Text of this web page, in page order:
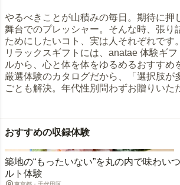
やるべきことが山積みの毎日。期待に押
舞台でのプレッシャー。そんな時、張り
ためにしたいコト、実は人それぞれです
リラックスギフトには、anatae 体験ギ
ルから、心と体を体をゆるめるおすすめ
厳選体験のカタログだから、「選択肢が
ごとも解決。年代性別問わずお贈りいた
おすすめの収録体験
築地の“もったいない”を丸の内で味わい
ルト体験